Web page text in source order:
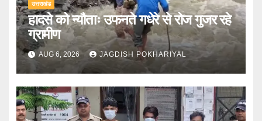
उत्तराखंड
हादसे को न्यौताः उफनते गधेरे से रोज गुजर रहे
ग्रामीण
AUG 6, 2026 JAGDISH POKHARIYAL